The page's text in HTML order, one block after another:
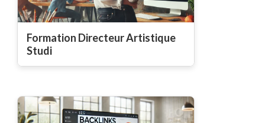
Formation Directeur Artistique
Studi